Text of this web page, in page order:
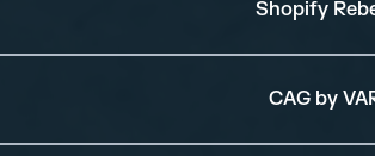
Shopify
CAG by